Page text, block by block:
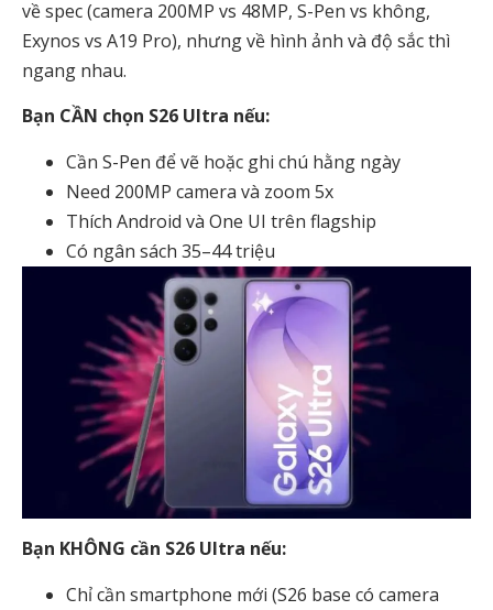
về spec (camera 200MP vs 48MP, S-Pen vs không,
Exynos vs A19 Pro), nhưng về hình ảnh và độ sắc thì
ngang nhau.
Bạn CẦN chọn S26 Ultra nếu:
Cần S-Pen để vẽ hoặc ghi chú hằng ngày
Need 200MP camera và zoom 5x
Thích Android và One UI trên flagship
Có ngân sách 35–44 triệu
Bạn KHÔNG cần S26 Ultra nếu:
Chỉ cần smartphone mới (S26 base có camera